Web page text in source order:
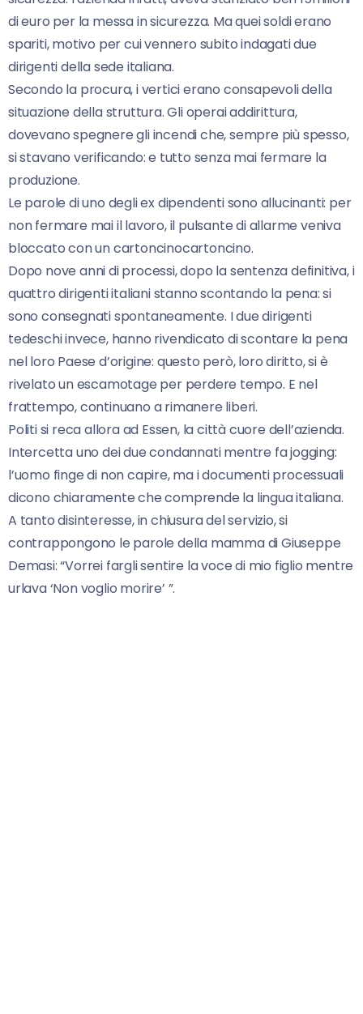
di euro per la messa in sicurezza. Ma quei soldi erano
spariti, motivo per cui vennero subito indagati due
dirigenti della sede italiana.
Secondo la procura, i vertici erano consapevoli della
situazione della struttura. Gli operai addirittura,
dovevano spegnere gli incendi che, sempre più spesso,
si stavano verificando: e tutto senza mai fermare la
produzione.
Le parole di uno degli ex dipendenti sono allucinanti: per
non fermare mai il lavoro, il pulsante di allarme veniva
bloccato con un cartoncinocartoncino.
Dopo nove anni di processi, dopo la sentenza definitiva, i
quattro dirigenti italiani stanno scontando la pena: si
sono consegnati spontaneamente. I due dirigenti
tedeschi invece, hanno rivendicato di scontare la pena
nel loro Paese d’origine: questo però, loro diritto, si è
rivelato un escamotage per perdere tempo. E nel
frattempo, continuano a rimanere liberi.
Politi si reca allora ad Essen, la città cuore dell’azienda.
Intercetta uno dei due condannati mentre fa jogging:
l’uomo finge di non capire, ma i documenti processuali
dicono chiaramente che comprende la lingua italiana.
A tanto disinteresse, in chiusura del servizio, si
contrappongono le parole della mamma di Giuseppe
Demasi: “Vorrei fargli sentire la voce di mio figlio mentre
urlava ‘Non voglio morire’ ”.